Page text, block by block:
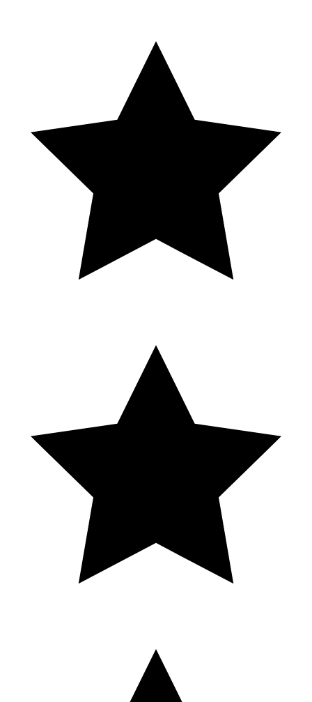
Local Guide · 16 avis